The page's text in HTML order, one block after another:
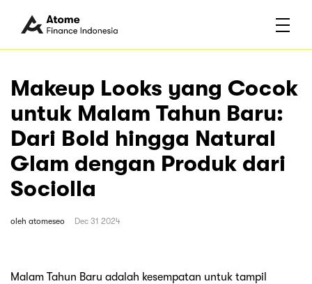
Makeup Looks yang Cocok
untuk Malam Tahun Baru:
Dari Bold hingga Natural
Glam dengan Produk dari
Sociolla
oleh atomeseo Dec 31 2024
Malam Tahun Baru adalah kesempatan untuk tampil